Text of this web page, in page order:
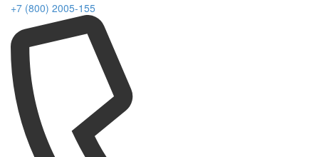
+7 (800) 2005-155